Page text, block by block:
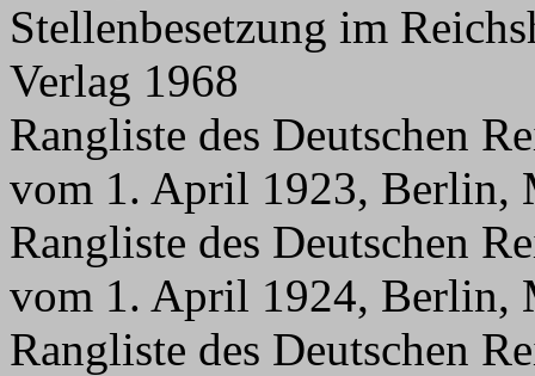
Stellenbesetzung im
Verlag 1968
Rangliste des Deutschen
vom 1. April 1923, Berlin,
Rangliste des Deutschen
vom 1. April 1924, Berlin,
Rangliste des Deutschen